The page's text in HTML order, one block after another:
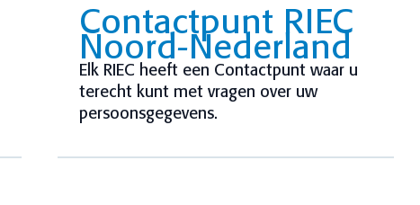
Contactpunt RIEC
Noord-Nederland
Elk RIEC heeft een Contactpunt waar u
terecht kunt met vragen over uw
persoonsgegevens.